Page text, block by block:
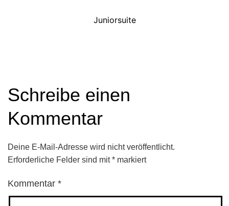
Juniorsuite
Schreibe einen
Kommentar
Deine E-Mail-Adresse wird nicht veröffentlicht.
Erforderliche Felder sind mit* markiert
Kommentar *